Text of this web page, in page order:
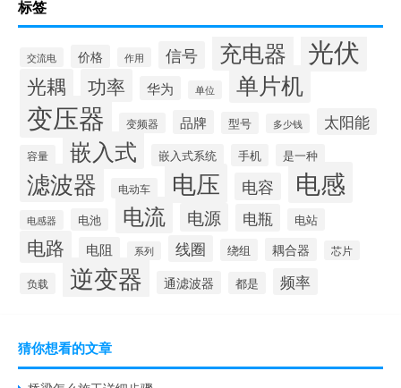
标签
交流电 价格 作用 信号 充电器 光伏
光耦 功率 华为 单位 单片机
变压器 变频器 品牌 型号 多少钱 太阳能
容量 嵌入式 嵌入式系统 手机 是一种
滤波器 电动车 电压 电容 电感
电感器 电池 电流 电源 电瓶 电站
电路 电阻 系列 线圈 绕组 耦合器 芯片
负载 逆变器 通滤波器 都是 频率
猜你想看的文章